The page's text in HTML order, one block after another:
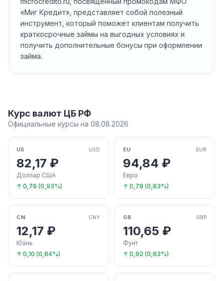
«Миг Кредит», представляет собой полезный
инструмент, который поможет клиентам получить
краткосрочные займы на выгодных условиях и
получить дополнительные бонусы при оформлении
займа.
Курс валют ЦБ РФ
Официальные курсы на 08.08.2026
US USD
82,17 ₽
Доллар США
↑ 0,76 (0,93%)
EU EUR
94,84 ₽
Евро
↑ 0,78 (0,83%)
CN CNY
12,17 ₽
Юань
↑ 0,10 (0,84%)
GB GBP
110,65 ₽
Фунт
↑ 0,92 (0,83%)